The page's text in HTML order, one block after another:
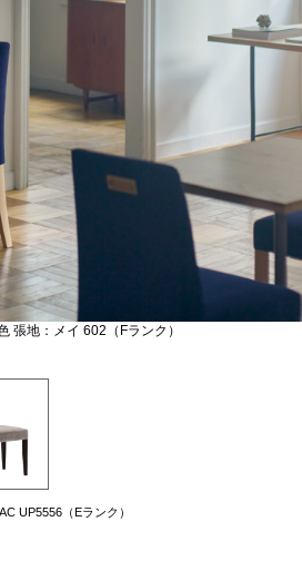
張地：メイ 602（Fランク）
UP5556（Eランク）